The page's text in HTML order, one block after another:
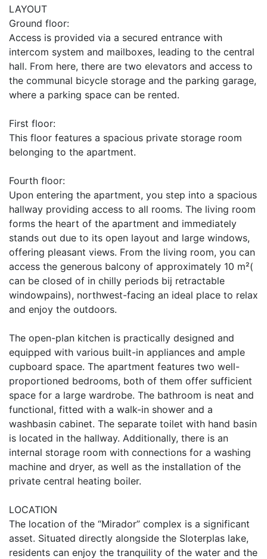
LAYOUT
Ground floor:
Access is provided via a secured entrance with
intercom system and mailboxes, leading to the central
hall. From here, there are two elevators and access to
the communal bicycle storage and the parking garage,
where a parking space can be rented.
First floor:
This floor features a spacious private storage room
belonging to the apartment.
Fourth floor:
Upon entering the apartment, you step into a spacious
hallway providing access to all rooms. The living room
forms the heart of the apartment and immediately
stands out due to its open layout and large windows,
offering pleasant views. From the living room, you can
access the generous balcony of approximately 10 m²(
can be closed of in chilly periods bij retractable
windowpains), northwest-facing an ideal place to relax
and enjoy the outdoors.
The open-plan kitchen is practically designed and
equipped with various built-in appliances and ample
cupboard space. The apartment features two well-
proportioned bedrooms, both of them offer sufficient
space for a large wardrobe. The bathroom is neat and
functional, fitted with a walk-in shower and a
washbasin cabinet. The separate toilet with hand basin
is located in the hallway. Additionally, there is an
internal storage room with connections for a washing
machine and dryer, as well as the installation of the
private central heating boiler.
LOCATION
The location of the “Mirador” complex is a significant
asset. Situated directly alongside the Sloterplas lake,
residents can enjoy the tranquility of the water and the